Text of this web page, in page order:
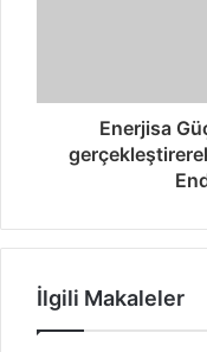
Enerjisa
İlgili Makaleler